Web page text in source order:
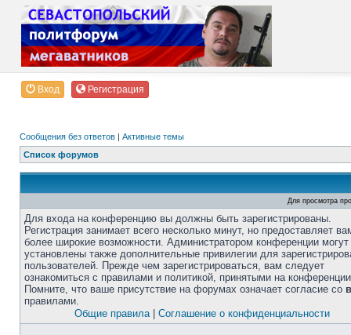
Вход Регистрация
Сообщения без ответов | Активные темы
Список форумов
Для просмотра
Для входа на конференцию вы должны быть зарегистрированы.
Регистрация занимает всего несколько минут, но предоставляет
более широкие возможности. Администратором конференции
установлены также дополнительные привилегии для
пользователей. Прежде чем зарегистрироваться, вам следует
ознакомиться с правилами и политикой, принятыми на
Помните, что ваше присутствие на форумах означает согласие со
правилами.
Общие правила| Соглашение о конфиденциальности